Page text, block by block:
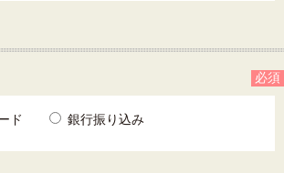
必須
ド 銀行振り込み